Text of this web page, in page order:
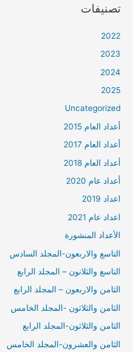
تصنيفات
2022
2023
2024
2025
Uncategorized
أعداد العام 2015
أعداد العام 2017
أعداد العام 2018
أعداد عام 2020
اعداد 2019
اعداد عام 2021
الأعداد المنشورة
التاسع والاربعون-المجلد السادس
التاسع والثلانون – المجلد الرابع
الثامن والاربعون – المجلد الرابع
الثامن والثلاثون -المجلد الخامس
الثامن والثلاثون-المجلد الرابع
الثامن والعشرون-المجلد الخامس